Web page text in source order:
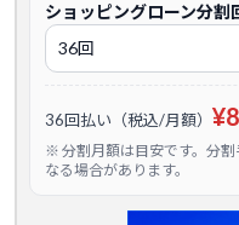
ショッピングローン分割
36回払い（税込/月額）
※ 分割月額は目安です。分
なる場合があります。